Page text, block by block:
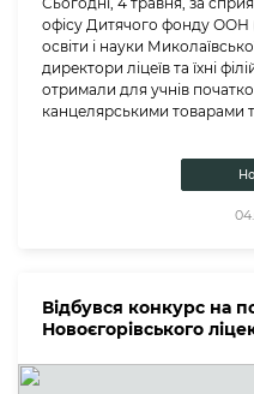
офісу Дитячого фонду
освіти і науки
директори ліцеїв та їхні
отримали для учнів
канцелярськими товарами
Відбувся конкурс на
Новоєгорівського